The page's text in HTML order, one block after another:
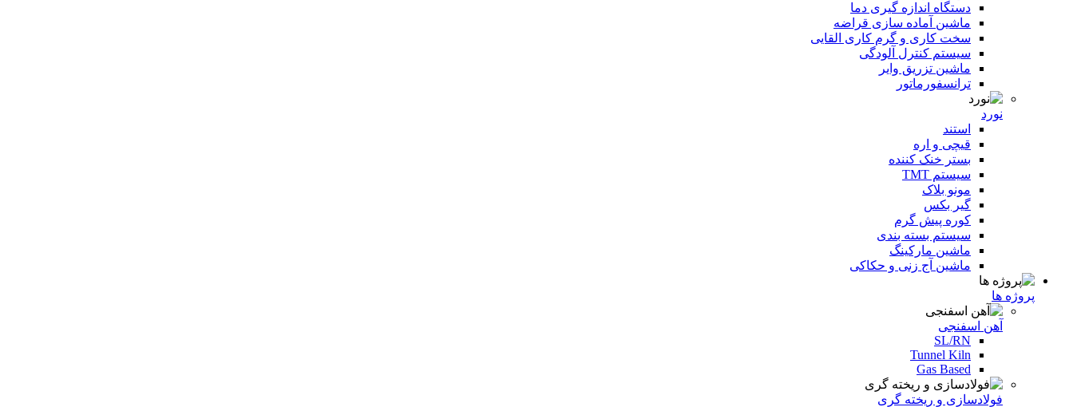
دستگاه اندازه گیری دما
ماشین آماده سازی قراضه
سخت کاری و گرم کاری القایی
سیستم کنترل آلودگی
ماشین تزریق وایر
ترانسفورماتور
نورد
استند
قیچی و اره
بستر خنک کننده
سیستم TMT
مونو بلاک
گیر بکس
کوره پیش گرم
سیستم بسته بندی
ماشین مارکینگ
ماشین آج زنی و حکاکی
پروژه ها
آهن اسفنجی
SL/RN
Tunnel Kiln
Gas Based
فولادسازی و ریخته گری